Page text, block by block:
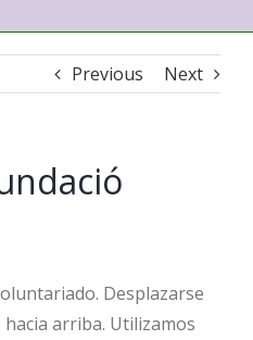
Previous Next
Desplazarse
arriba. Utilizamos